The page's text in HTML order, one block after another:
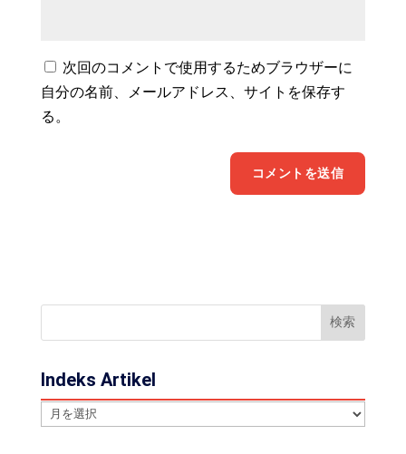
次回のコメントで使用するためブラウザーに
自分の名前、メールアドレス、サイトを保存す
る。
Indeks Artikel
Indeks